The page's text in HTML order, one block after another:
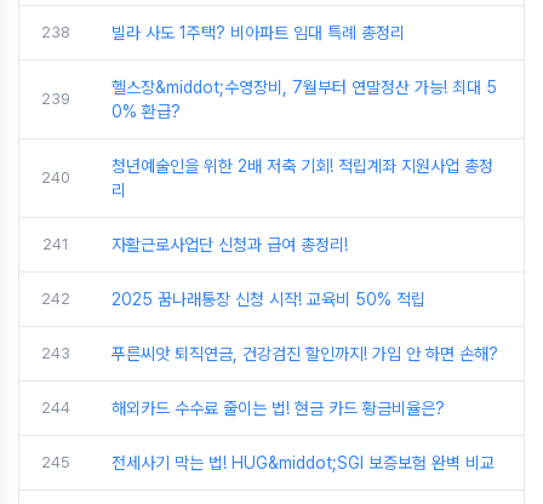
238 빌라 사도 1주택? 비아파트 임대 특례 총정리
239
헬스장&middot;수영장비, 7월부터 연말정산 가능! 최대 5
0% 환급?
240
청년예술인을 위한 2배 저축 기회! 적립계좌 지원사업 총정
리
241 자활근로사업단 신청과 급여 총정리!
242 2025 꿈나래통장 신청 시작! 교육비 50% 적립
243 푸른씨앗 퇴직연금, 건강검진 할인까지! 가입 안 하면 손해?
244 해외카드 수수료 줄이는 법! 현금 카드 황금비율은?
245 전세사기 막는 법! HUG&middot;SGI 보증보험 완벽 비교